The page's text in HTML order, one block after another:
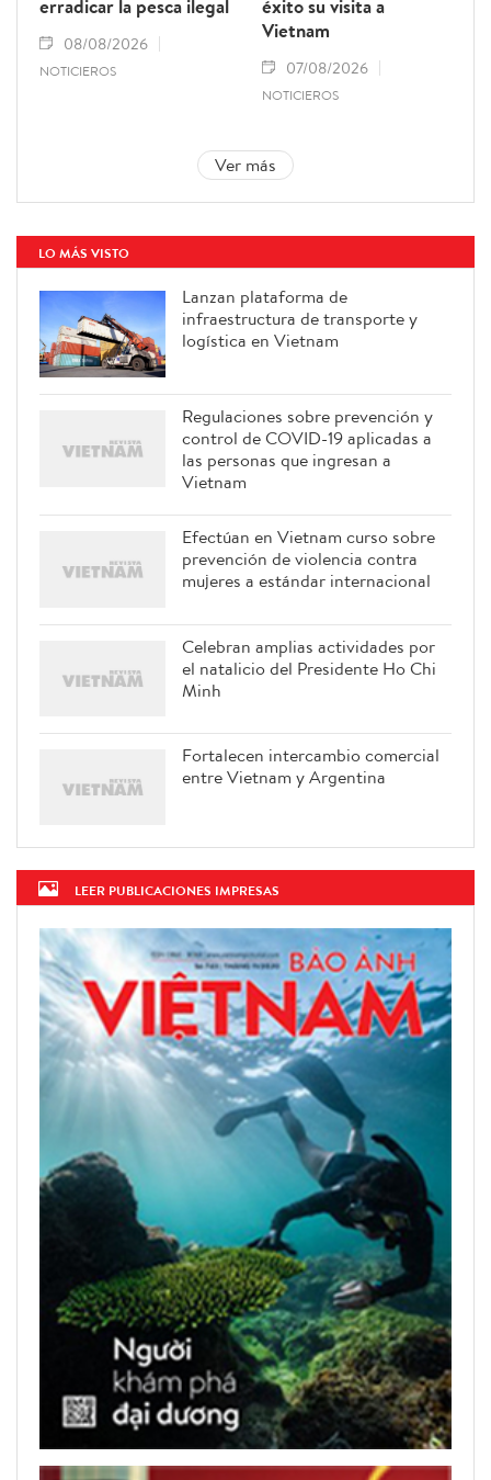
erradicar la pesca ilegal
08/08/2026
NOTICIEROS
éxito su visita a
Vietnam
07/08/2026
NOTICIEROS
Ver más
LO MÁS VISTO
Lanzan plataforma de
infraestructura de transporte y
logística en Vietnam
Regulaciones sobre prevención y
control de COVID-19 aplicadas a
las personas que ingresan a
Vietnam
Efectúan en Vietnam curso sobre
prevención de violencia contra
mujeres a estándar internacional
Celebran amplias actividades por
el natalicio del Presidente Ho Chi
Minh
Fortalecen intercambio comercial
entre Vietnam y Argentina
LEER PUBLICACIONES IMPRESAS